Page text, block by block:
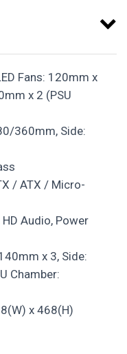
Fans: 120mm x
x 2 (PSU
360mm, Side:
/ ATX / Micro-
HD Audio, Power
x 3, Side:
Chamber:
x 468(H)